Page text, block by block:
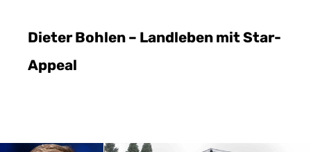
Dieter Bohlen – Landleben mit Star-
Appeal